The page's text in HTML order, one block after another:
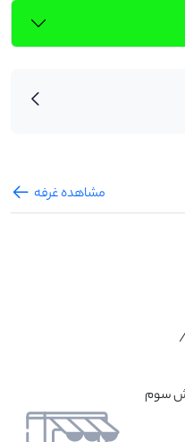
مشاهده غرفه
شماره های تماس : 09198339847 /
نو نبش سوم